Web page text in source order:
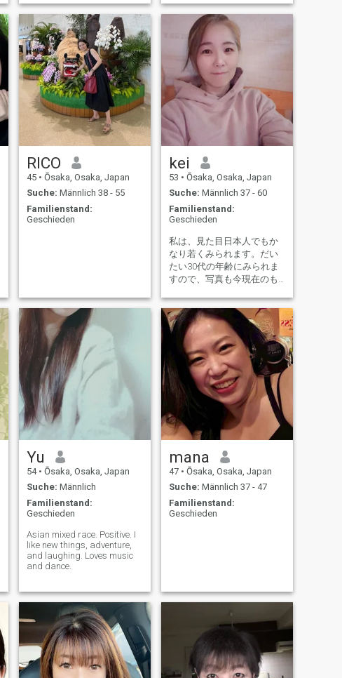
meine eigene glückliche
Familie zu haben. Was ich
nicht mag, ist, jemanden zu
betrügen und zu verraten,
den ich liebe. Meine
Liebessprachen sind Akte
des Dienstes und der guten
Zeit. Ich kann nicht wirklich
gut singen, aber ich kann
sagen, dass ich ein wenig
Gesangsgeschick habe.
RICO
45 • Ōsaka, Osaka, Japan
Suche: Männlich 38 - 55
Familienstand:
Geschieden
kei
53 • Ōsaka, Osaka, Japan
Suche: Männlich 37 - 60
Familienstand:
Geschieden
私は、見た目日本人でもか
なり若くみられます。だい
たい30代の年齢にみられま
すので、写真も今現在のも
経済的にも自立していて、
健康など自分で意識持って
管理ができる人を探してい
ます。色々と話し合いなが
ら、長いお付き合いを求め
ます。すぐに電話などをか
けて来る人はご遠慮下さ
い。すぐに結論を出したい
人もメッセージはして来な
いで下さい。
Yu
54 • Ōsaka, Osaka, Japan
Suche: Männlich
Familienstand:
Geschieden
Asian mixed race. Positive. I
like new things, adventure,
and laughing. Loves music
and dance.
mana
47 • Ōsaka, Osaka, Japan
Suche: Männlich 37 - 47
Familienstand:
Geschieden